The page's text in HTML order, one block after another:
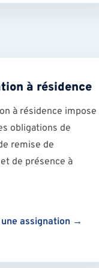
à résidence
à résidence impose
obligations de
remise de
de présence à
assignation →